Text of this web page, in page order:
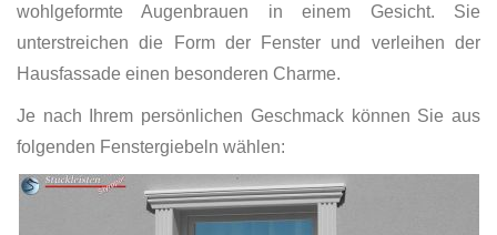
wohlgeformte Augenbrauen in einem Gesicht. Sie
unterstreichen die Form der Fenster und verleihen der
Hausfassade einen besonderen Charme.
Je nach Ihrem persönlichen Geschmack können Sie aus
folgenden Fenstergiebeln wählen: